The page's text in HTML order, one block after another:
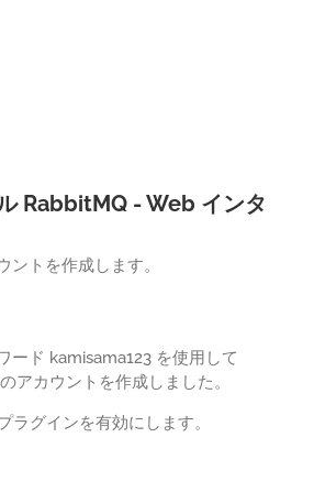
RabbitMQ - Web インタ
ントを作成します。
ード kamisama123 を使用して
アカウントを作成しました。
ラグインを有効にします。